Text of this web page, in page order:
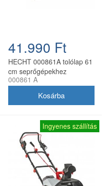
41.990 Ft
HECHT 000861A tolólap 61
cm seprőgépekhez
000861 A
Ingyenes szállítás